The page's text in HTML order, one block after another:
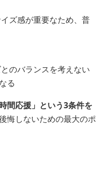
ズ感が重要なため、普
のバランスを考えない
る
間応援」という3条件を
悔しないための最大のポ